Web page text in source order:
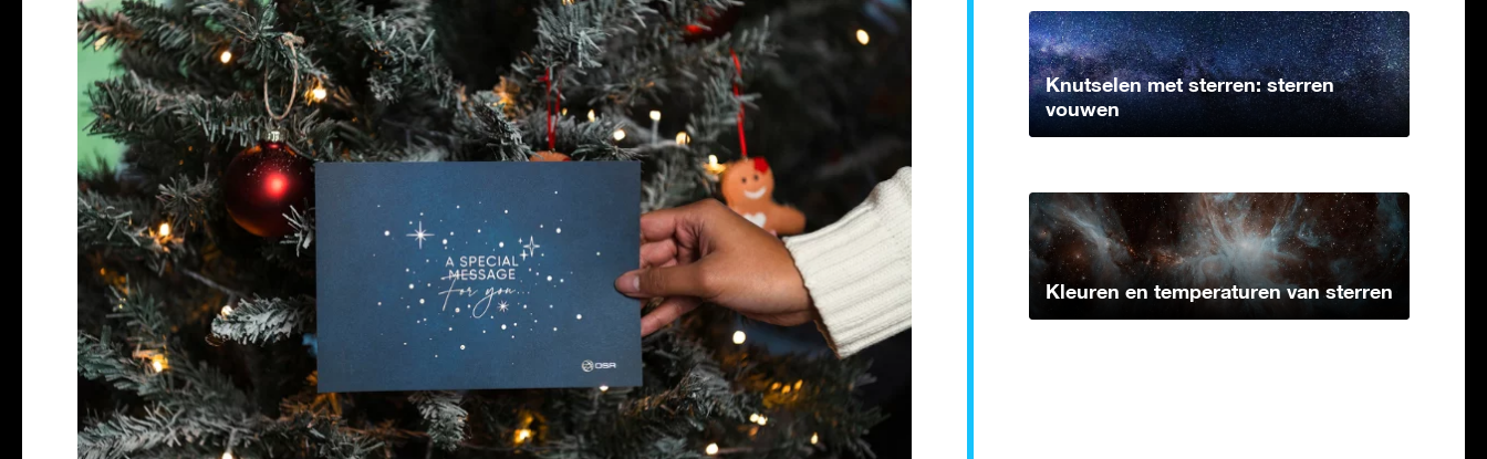
Knutselen met sterren: sterren
vouwen
Kleuren en temperaturen van sterren